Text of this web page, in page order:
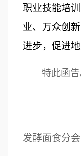
职业技能培训
业、万众创
进步，促进
特此函告
中
发酵面食分会